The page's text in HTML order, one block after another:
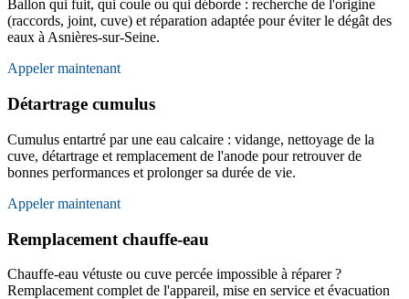
Ballon qui fuit, qui coule ou qui déborde : recherche de l'origine
(raccords, joint, cuve) et réparation adaptée pour éviter le dégât des
eaux à Asnières-sur-Seine.
Appeler maintenant
Détartrage cumulus
Cumulus entartré par une eau calcaire : vidange, nettoyage de la
cuve, détartrage et remplacement de l'anode pour retrouver de
bonnes performances et prolonger sa durée de vie.
Appeler maintenant
Remplacement chauffe-eau
Chauffe-eau vétuste ou cuve percée impossible à réparer ?
Remplacement complet de l'appareil, mise en service et évacuation